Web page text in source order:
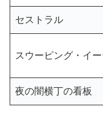
セストラル
スウーピング・イ
夜の闇横丁の看板